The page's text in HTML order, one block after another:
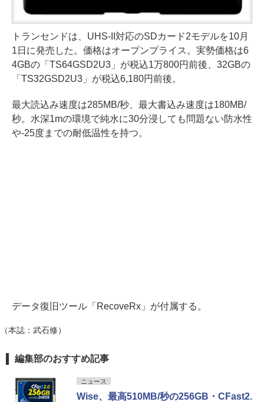
トランセンドは、UHS-II対応のSDカード2モデルを10月
1日に発売した。価格はオープンプライス。実勢価格は6
4GBの「TS64GSD2U3」が税込1万800円前後、32GBの
「TS32GSD2U3」が税込6,180円前後。
最大読込み速度は285MB/秒、最大書込み速度は180MB/
秒。水深1mの環境で純水に30分浸しても問題ない防水性
や-25度までの耐低温性を持つ。
データ復旧ツール「RecoveRx」が付属する。
（本誌：武石修）
編集部のおすすめ記事
ニュース
Wise、最高510MB/秒の256GB・CFast2.